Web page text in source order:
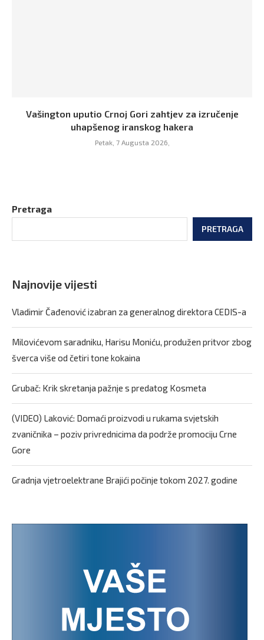
Vašington uputio Crnoj Gori zahtjev za izručenje
uhapšenog iranskog hakera
Petak, 7 Augusta 2026,
Pretraga
PRETRAGA
Najnovije vijesti
Vladimir Čađenović izabran za generalnog direktora CEDIS-a
Milovićevom saradniku, Harisu Moniću, produžen pritvor zbog
šverca više od četiri tone kokaina
Grubač: Krik skretanja pažnje s predatog Kosmeta
(VIDEO) Laković: Domaći proizvodi u rukama svjetskih
zvaničnika – poziv privrednicima da podrže promociju Crne
Gore
Gradnja vjetroelektrane Brajići počinje tokom 2027. godine